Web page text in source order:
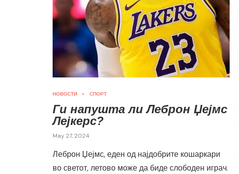
НОВОСТИ СПОРТ
Ги напушта ли Леброн Џејмс
Лејкерс?
May 27, 2024
Леброн Џејмс, еден од најдобрите кошаркари
во светот, летово може да биде слободен играч.